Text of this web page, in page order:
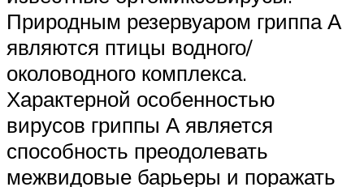
Природным резервуаром гриппа А
являются птицы водного/
околоводного комплекса.
Характерной особенностью
вирусов гриппы А является
способность преодолевать
межвидовые барьеры и поражать